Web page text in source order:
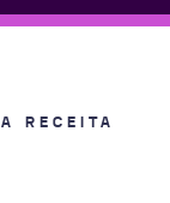
RECEITA